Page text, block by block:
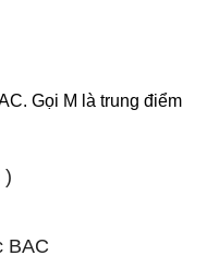
Gọi M là trung điểm
)
BAC